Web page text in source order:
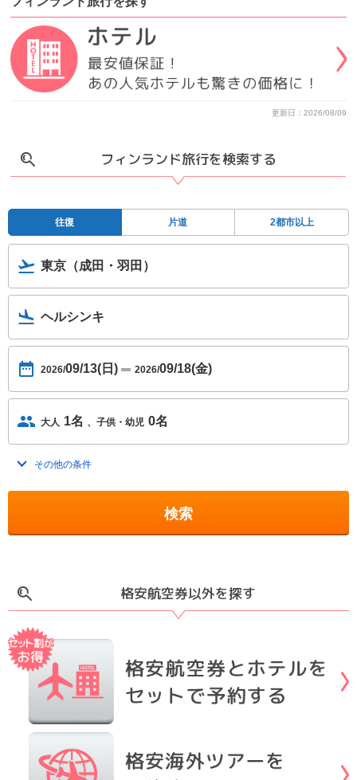
更新日：2026/08/09
フィンランド旅行を検索する
往復 片道 2都市以上
東京（成田・羽田）
ヘルシンキ
2026/09/13(日) 2026/09/18(金)
大人 1名 子供・幼児 0名
トグルを開く
その他の条件
検索
格安航空券以外を探す